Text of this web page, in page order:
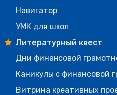
Навигатор
УМК для школ
Литературный квест
Дни финансовой
Каникулы с финансовой
Витрина креативных